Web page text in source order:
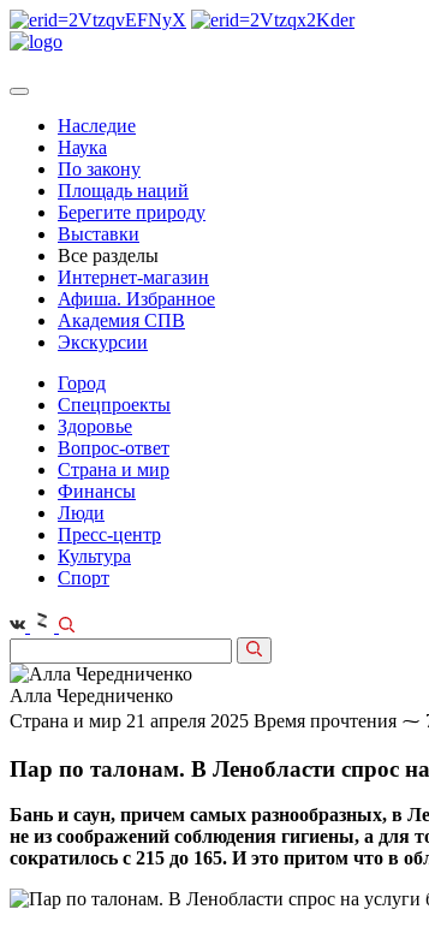
Наследие
Наука
По закону
Площадь наций
Берегите природу
Выставки
Все разделы
Интернет-магазин
Афиша. Избранное
Академия СПВ
Экскурсии
Город
Спецпроекты
Здоровье
Вопрос-ответ
Страна и мир
Финансы
Люди
Пресс-центр
Культура
Спорт
Алла Чередниченко
Страна и мир 21 апреля 2025 Время прочтения ⁓
Пар по талонам. В Ленобласти спрос
Бань и саун, причем самых разнообразных, в
не из соображений соблюдения гигиены, а для
сократилось с 215 до 165. И это притом что в